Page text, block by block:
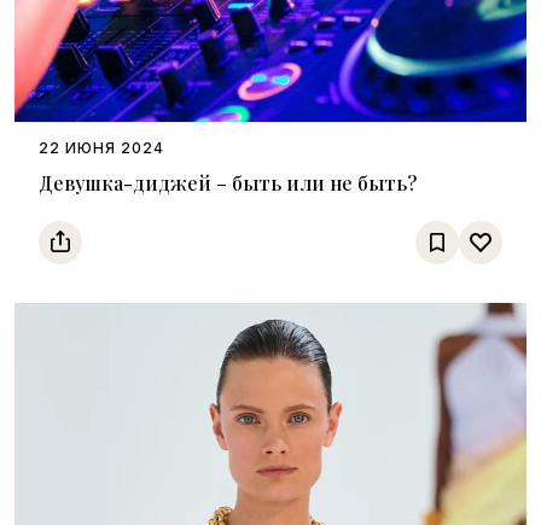
Девушка-диджей – быть или не быть?
22 ИЮНЯ 2024